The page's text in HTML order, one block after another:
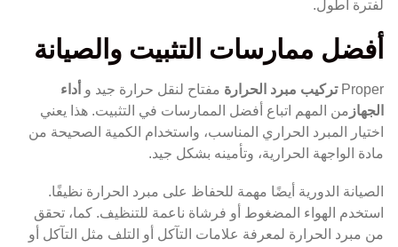
لفترة أطول.
أفضل ممارسات التثبيت والصيانة
Proper تركيب مبرد الحرارةمفتاح لنقل حرارة جيد و أداء
الجهاز من المهم اتباع أفضل الممارسات في التثبيت. هذا يعني
اختيار المبرد الحراري المناسب، واستخدام الكمية الصحيحة من
مادة الواجهة الحرارية، وتأمينه بشكل جيد.
الصيانة الدورية أيضًا مهمة للحفاظ على مبرد الحرارة نظيفًا.
استخدم الهواء المضغوط أو فرشاة ناعمة للتنظيف. كما، تحقق
من مبرد الحرارة لمعرفة علامات التآكل أو التلف مثل التآكل أو